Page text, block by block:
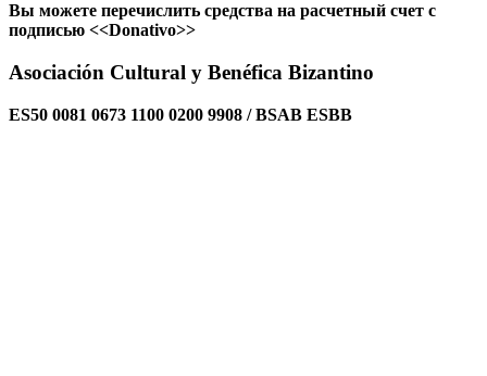
Вы можете перечислить средства на расчетный счет с
подписью <<Donativo>>
Asociación Cultural y Benéfica Bizantino
ES50 0081 0673 1100 0200 9908 / BSAB ESBB